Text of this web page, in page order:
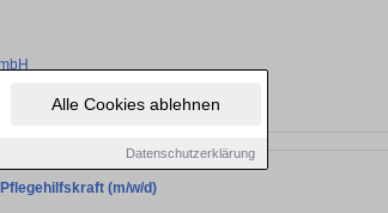
Alle Cookies ablehnen
Datenschutzerklärung
(m/w/d)